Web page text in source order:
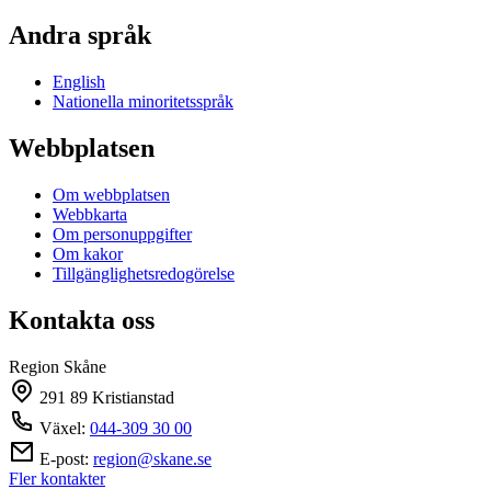
Andra språk
English
Nationella minoritetsspråk
Webbplatsen
Om webbplatsen
Webbkarta
Om personuppgifter
Om kakor
Tillgänglighetsredogörelse
Kontakta oss
Region Skåne
291 89 Kristianstad
Växel: 044-309 30 00
E-post: region@skane.se
Fler kontakter